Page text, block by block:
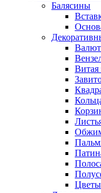
Балясины
Витая
Цветы